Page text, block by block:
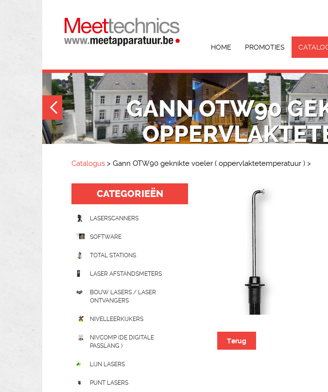
HOME PROMOTIES
GANN OTW90
Catalogus > Gann OTW90 geknikte voeler ( oppervlaktetemperatuur ) >
CATEGORIEËN
LASERSCANNERS
SOFTWARE
TOTAL STATIONS
LASER AFSTANDSMETERS
BOUW LASERS / LASER
ONTVANGERS
NIVELLEERKIJKERS
NIVCOMP (DE DIGITALE
PASSLANG )
LIJN LASERS
PUNT LASERS
Terug